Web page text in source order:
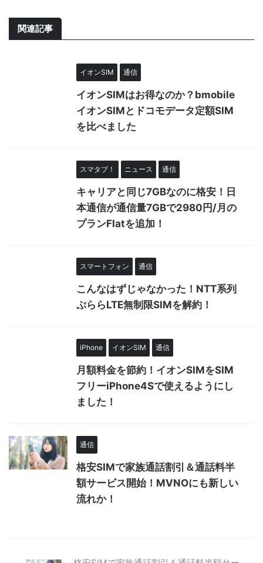
関連記事
イオンSIM 通信
イオンSIMはお得なのか？bmobile
イオンSIMとドコモデータ定額SIM
を比べました
スマタブ！ ニュース 通信
キャリアと同じ7GBなのに格安！日
本通信が通信量7GBで2980円/月の
プランFlatを追加！
スマートフォン 通信
こんなはずじゃなかった！NTT系列
ぷららLTE無制限SIMを解約！
iPhone イオンSIM 通信
月額料金を節約！イオンSIMをSIM
フリーiPhone4Sで使えるようにし
ました！
通信
格安SIMで家族通話割引＆通話料半
額サービス開始！MVNOにも新しい
流れか！